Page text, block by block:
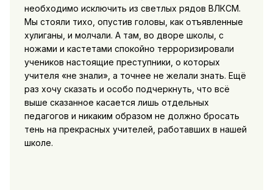
необходимо исключить из светлых рядов ВЛКСМ.
Мы стояли тихо, опустив головы, как отъявленные
хулиганы, и молчали. А там, во дворе школы, с
ножами и кастетами спокойно терроризировали
учеников настоящие преступники, о которых
учителя «не знали», а точнее не желали знать. Ещё
раз хочу сказать и особо подчеркнуть, что всё
выше сказанное касается лишь отдельных
педагогов и никаким образом не должно бросать
тень на прекрасных учителей, работавших в нашей
школе.